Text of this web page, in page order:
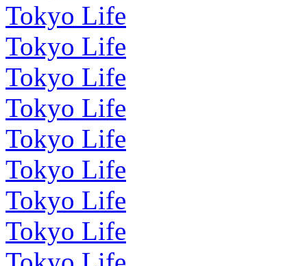
Tokyo Life
Tokyo Life
Tokyo Life
Tokyo Life
Tokyo Life
Tokyo Life
Tokyo Life
Tokyo Life